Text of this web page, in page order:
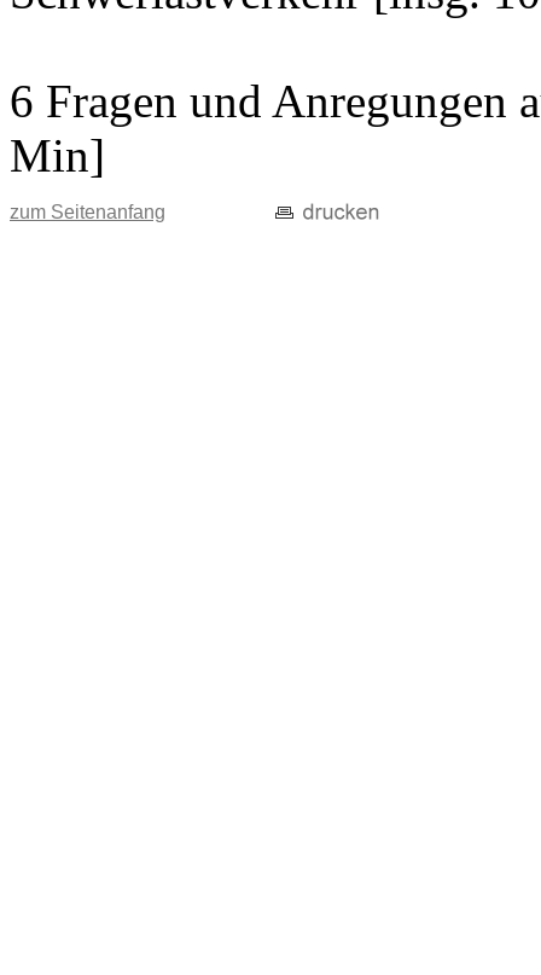
6 Fragen und Anregungen
Min]
zum Seitenanfang